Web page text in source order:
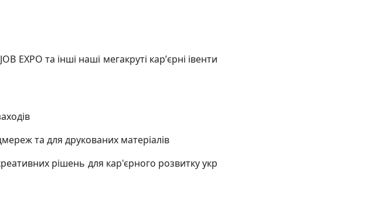
та інші наші мегакруті карʼєрні івенти
та для друкованих матеріалів
рішень для кар'єрного розвитку укр